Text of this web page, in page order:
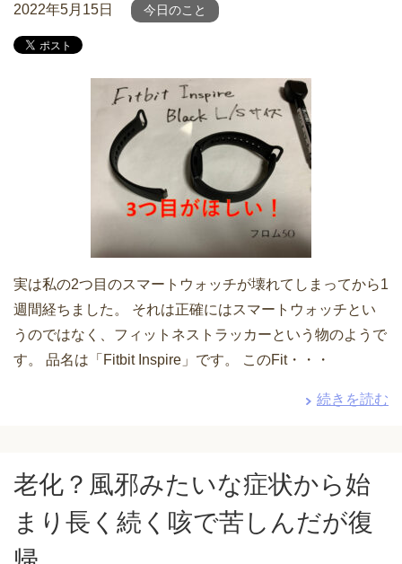
2022年5月15日 今日のこと
実は私の2つ目のスマートウォッチが壊れてしまってから1
週間経ちました。 それは正確にはスマートウォッチとい
うのではなく、フィットネストラッカーという物のようで
す。 品名は「Fitbit Inspire」です。 このFit・・・
続きを読む
老化？風邪みたいな症状から始
まり長く続く咳で苦しんだが復